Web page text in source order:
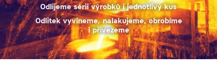
Odlijeme sérii výrobků i jednotlivý kus
Odlitek vyvineme, nalakujeme, obrobíme
i přivezeme